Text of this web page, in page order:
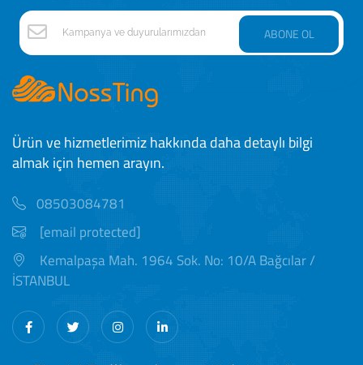
ABONE OL
Ürün ve hizmetlerimiz hakkında daha detaylı bilgi
almak için hemen arayın.
08503084781
[email protected]
Kemalpaşa Mah. 1964 Sok. No: 10/A Bağcılar /
İSTANBUL